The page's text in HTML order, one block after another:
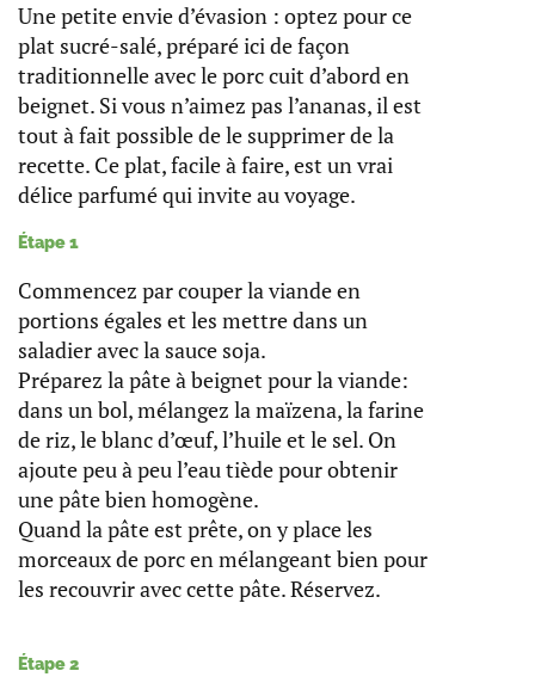
Une petite envie d’évasion : optez pour ce
plat sucré-salé, préparé ici de façon
traditionnelle avec le porc cuit d’abord en
beignet. Si vous n’aimez pas l’ananas, il est
tout à fait possible de le supprimer de la
recette. Ce plat, facile à faire, est un vrai
délice parfumé qui invite au voyage.
Étape 1
Commencez par couper la viande en
portions égales et les mettre dans un
saladier avec la sauce soja.
Préparez la pâte à beignet pour la viande:
dans un bol, mélangez la maïzena, la farine
de riz, le blanc d’œuf, l’huile et le sel. On
ajoute peu à peu l’eau tiède pour obtenir
une pâte bien homogène.
Quand la pâte est prête, on y place les
morceaux de porc en mélangeant bien pour
les recouvrir avec cette pâte. Réservez.
Étape 2